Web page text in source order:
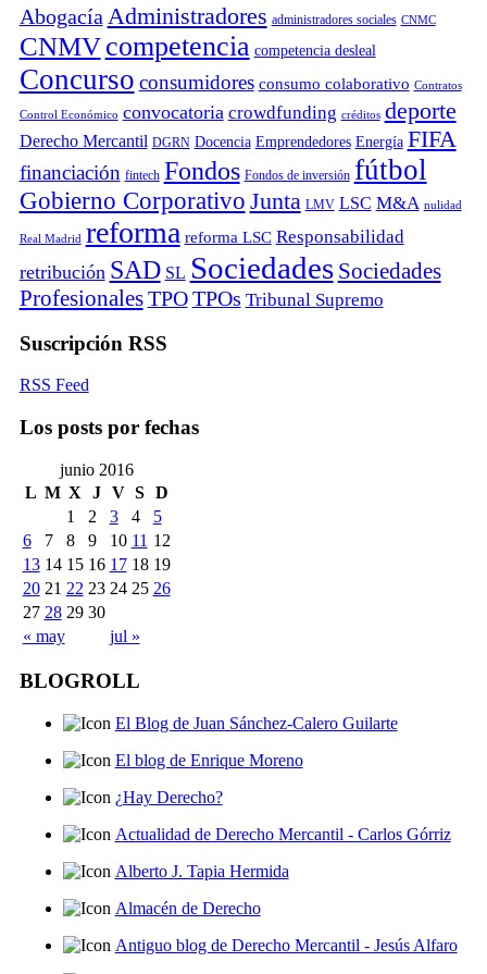
Abogacía Administradores administradores sociales CNMC
CNMV competencia competencia desleal
Concurso consumidores consumo colaborativo Contratos
Control Económico convocatoria crowdfunding créditos deporte
Derecho Mercantil DGRN Docencia Emprendedores Energía FIFA
financiación fintech Fondos Fondos de inversión fútbol
Gobierno Corporativo Junta LMV LSC M&A nulidad
Real Madrid reforma reforma LSC Responsabilidad
retribución SAD SL Sociedades Sociedades
Profesionales TPO TPOs Tribunal Supremo
Suscripción RSS
RSS Feed
Los posts por fechas
junio 2016
L M X J V S D
« may jul »
1 2 3 4
5
6
7 8 9 10 11 12
13 14 15 16 17 18 19
20 21 22 23 24 25 26
27 28 29 30
BLOGROLL
El Blog de Juan Sánchez-Calero Guilarte
El blog de Enrique Moreno
¿Hay Derecho?
Actualidad de Derecho Mercantil - Carlos Górriz
Alberto J. Tapia Hermida
Almacén de Derecho
Antiguo blog de Derecho Mercantil - Jesús Alfaro